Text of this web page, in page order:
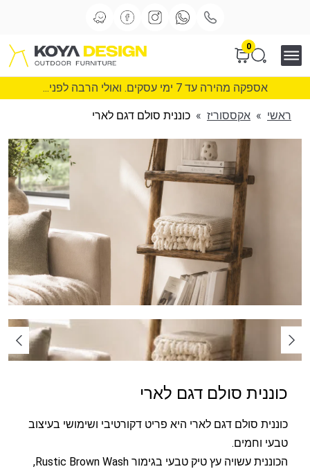
0
אספקה מהירה עד 7 ימי עסקים. ואולי הרבה לפני...
ראשי » אקססוריז » כוננית סולם דגם לארי
כוננית סולם דגם לארי
כוננית סולם דגם לארי היא פריט דקורטיבי ושימושי בעיצוב
טבעי וחמים.
הכוננית עשויה עץ טיק טבעי בגימור Rustic Brown Wash,